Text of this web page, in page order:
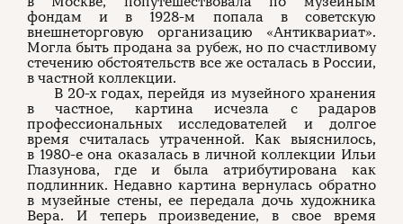
фондам и в 1928-м попала в советскую
внешнеторговую организацию «Антиквариат».
Могла быть продана за рубеж, но по счастливому
стечению обстоятельств все же осталась в России,
в частной коллекции.
В 20-х годах, перейдя из музейного хранения
в частное, картина исчезла с радаров
профессиональных исследователей и долгое
время считалась утраченной. Как выяснилось,
в 1980-е она оказалась в личной коллекции Ильи
Глазунова, где и была атрибутирована как
подлинник. Недавно картина вернулась обратно
в музейные стены, ее передала дочь художника
Вера. И теперь произведение, в свое время